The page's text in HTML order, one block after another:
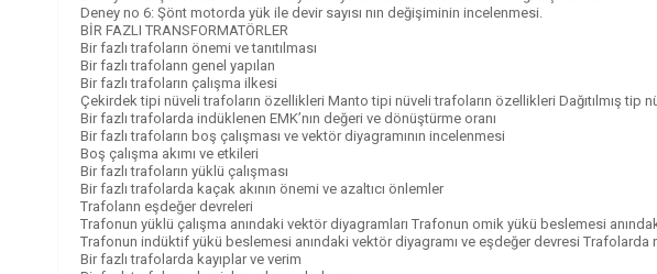
Deney no 6: Şönt motorda yük ile devir sayısı nın değişiminin incelenmesi.
BİR FAZLI TRANSFORMATÖRLER
Bir fazlı trafoların önemi ve tanıtılması
Bir fazlı trafolann genel yapılan
Bir fazlı trafoların çalışma ilkesi
Çekirdek tipi nüveli trafoların özellikleri Manto tipi nüveli trafoların özellikleri Dağıtılmış
Bir fazlı trafolarda indüklenen EMK’nın değeri ve dönüştürme oranı
Bir fazlı trafoların boş çalışması ve vektör diyagramının incelenmesi
Boş çalışma akımı ve etkileri
Bir fazlı trafoların yüklü çalışması
Bir fazlı trafolarda kaçak akının önemi ve azaltıcı önlemler
Trafolann eşdeğer devreleri
Trafonun yüklü çalışma anındaki vektör diyagramları Trafonun omik yükü beslemesi
Trafonun indüktif yükü beslemesi anındaki vektör diyagramı ve eşdeğer devresi Trafolarda
Bir fazlı trafolarda kayıplar ve verim